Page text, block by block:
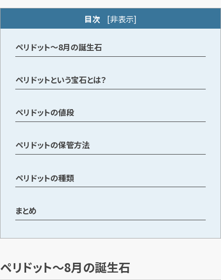
カンタン無料
まずはお電話で無料査定
【総合受付】24時間・年中無休(年末年始除く)
目次 [非表示]
ペリドット～8月の誕生石
ペリドットという宝石とは？
ペリドットの値段
ペリドットの保管方法
ペリドットの種類
まとめ
ペリドット～8月の誕生石